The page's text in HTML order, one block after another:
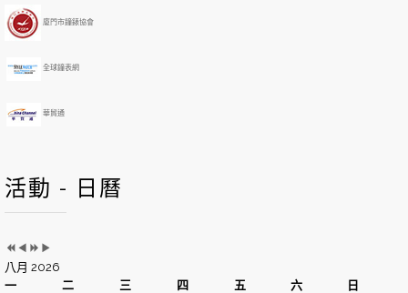
廈門市鐘錶協會
全球鐘表網
華貿通
活動 - 日曆
h
八月 2026
一
二 三 四 五 六
日